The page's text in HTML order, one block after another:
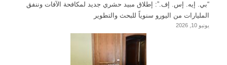
“بي. إيه. إس. إف.”: إطلاق مبيد حشري جديد لمكافحة الآفات وننفق
المليارات من اليورو سنوياً للبحث والتطوير
يونيو 10, 2026